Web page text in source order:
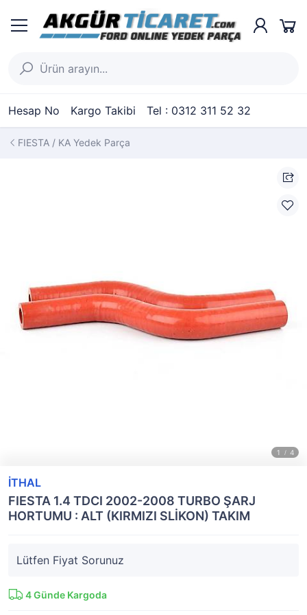
Hesap No Kargo Takibi Tel : 0312 311 52 32
FIESTA / KA Yedek Parça
İTHAL
FIESTA 1.4 TDCI 2002-2008 TURBO ŞARJ
HORTUMU : ALT (KIRMIZI SLİKON) TAKIM
Lütfen Fiyat Sorunuz
4Günde Kargoda